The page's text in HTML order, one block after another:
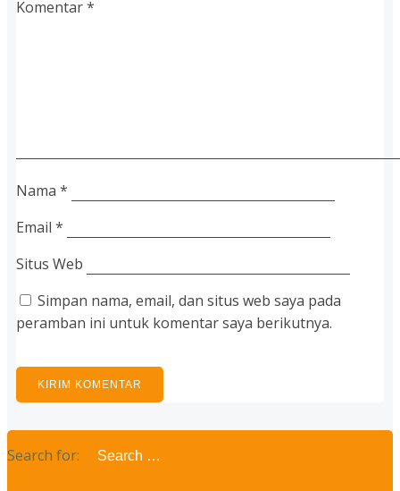
Komentar*
Nama *
Email *
Situs Web
Simpan nama, email, dan situs web saya pada
peramban ini untuk komentar saya berikutnya.
Search for: